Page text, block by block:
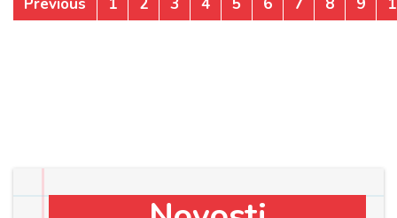
Previous 1 2 3 4 5 6 7 8 9